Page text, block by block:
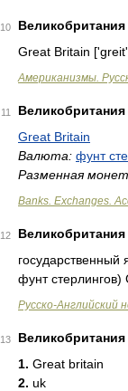
10
Великобритания
Great Britain
Американизмы.
11
Великобритания
Great Britain
Валюта: фунт
Разменная
Banks. Exchanges.
12
Великобритания
государственный
фунт стерлингов)
Русско-Английский
13
Великобритания
1. Great britain
2. uk